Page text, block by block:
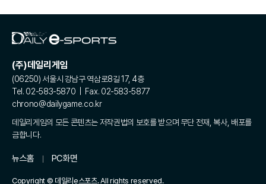
(주)데일리게임
(06250) 서울시 강남구 역삼로8길 17, 4층
Tel. 02-583-5870 | Fax. 02-583-5877
chrono@dailygame.co.kr
데일리게임의 모든 콘텐츠는 저작권법의 보호를 받으며 무단 전재, 복사, 배포를
금합니다.
뉴스홈 PC화면
Copyright © 데일리e스포츠. All rights reserved.